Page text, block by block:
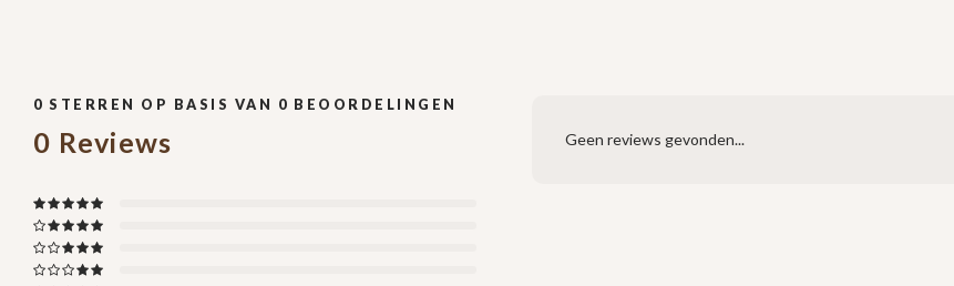
0 STERREN OP BASIS VAN 0 BEOORDELINGEN
0 Reviews Geen reviews gevonden...